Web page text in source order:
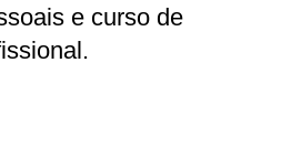
e curso de